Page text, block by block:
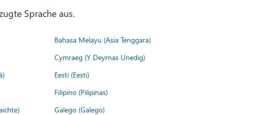
Sprache aus.
Bahasa Melayu (Asia Tenggara)
Cymraeg (Y Deyrnas Unedig)
Eesti (Eesti)
Filipino (Pilipinas)
Galego (Galego)